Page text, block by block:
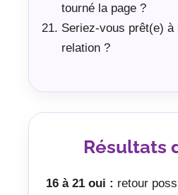
tourné la page ?
Seriez-vous prêt(e)
relation ?
Résultats
16 à 21 oui : retour